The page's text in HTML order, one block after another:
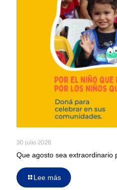
30 julio 2026
Que agosto sea extraordinario
Lee más